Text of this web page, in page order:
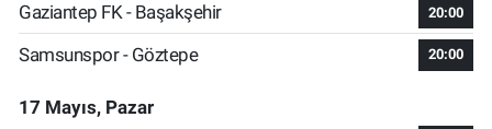
Gaziantep FK - Başakşehir 20:00
Samsunspor - Göztepe 20:00
17 Mayıs, Pazar